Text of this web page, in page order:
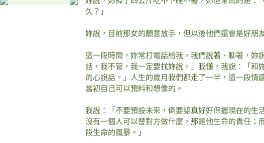
久？」
妳說，目前那女的願意放手，但以後他們還會是好朋
這一段時間，妳常打電話給我，我們說著、聊著，妳
話，我不管，我一定要找妳說。」我懂，我說：「和
的心說話。」人生的歲月我們都走了一半，這一段情
當初自己可以預料和想像的。
我說：「不要預設未來，倒要認真好好保握現在的生
沒有一個人可以替對方做什麼，那是他生命的責任；
段生命的風暴。」